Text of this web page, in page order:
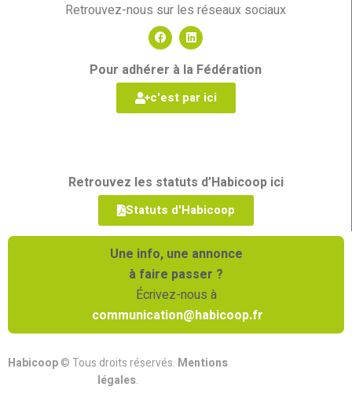
Retrouvez-nous sur les réseaux sociaux
Pour adhérer à la Fédération
c'est par ici
Retrouvez les statuts d’Habicoop ici
Statuts d'Habicoop
Une info, une annonce
à faire passer ?
Écrivez-nous à
communication@habicoop.fr
Habicoop© Tous droits réservés. Mentions
légales.